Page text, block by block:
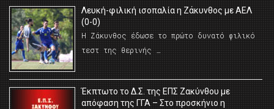
Λευκή-φιλική ισοπαλία η Ζάκυνθος με ΑΕΛ
(0-0)
Η Ζάκυνθος έδωσε το πρώτο δυνατό φιλικό
τεστ της θερινής …
Έκπτωτο το Δ.Σ. της ΕΠΣ Ζακύνθου με
απόφαση της ΓΓΑ – Στο προσκήνιο η